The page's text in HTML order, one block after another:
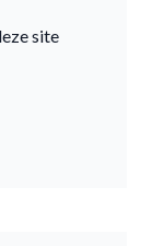
site